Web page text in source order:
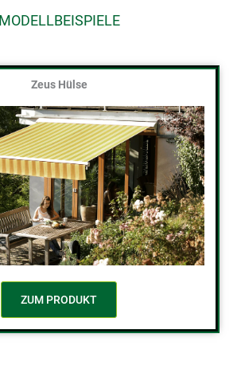
MODELLBEISPIELE
Zeus Hülse
ZUM PRODUKT